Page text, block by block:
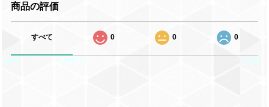
商品の評価
すべて 0 0 0